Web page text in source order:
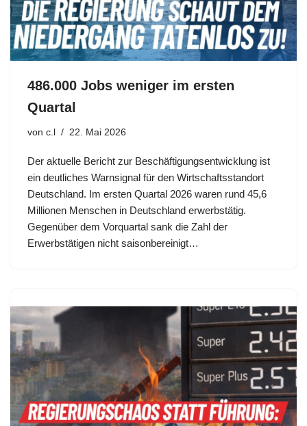
486.000 Jobs weniger im ersten
Quartal
von c.l 22. Mai 2026
Der aktuelle Bericht zur Beschäftigungsentwicklung ist
ein deutliches Warnsignal für den Wirtschaftsstandort
Deutschland. Im ersten Quartal 2026 waren rund 45,6
Millionen Menschen in Deutschland erwerbstätig.
Gegenüber dem Vorquartal sank die Zahl der
Erwerbstätigen nicht saisonbereinigt…